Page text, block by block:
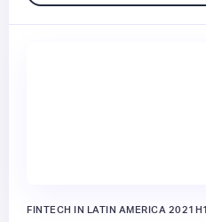
FINTECH IN LATIN AMERICA 2021H1